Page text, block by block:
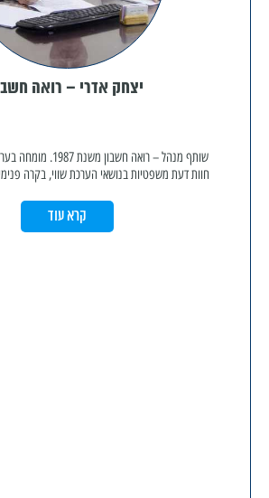
יצחק אדרי – רואה
שותף מנהל – רואה חשבון
חוות דעת משפטיות בנושאי הערכת שווי, בקרה
קרא עוד